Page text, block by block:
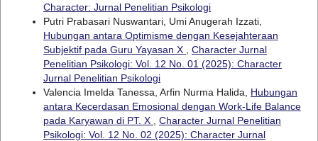
Character: Jurnal Penelitian Psikologi
Putri Prabasari Nuswantari, Umi Anugerah Izzati,
Hubungan antara Optimisme dengan Kesejahteraan
Subjektif pada Guru Yayasan X
Character Jurnal
Penelitian Psikologi: Vol. 12 No. 01 (2025): Character
Jurnal Penelitian Psikologi
Valencia Imelda Tanessa, Arfin Nurma Halida, Hubungan
antara Kecerdasan Emosional dengan Work-Life Balance
pada Karyawan di PT. X
Character Jurnal Penelitian
Psikologi: Vol. 12 No. 02 (2025): Character Jurnal